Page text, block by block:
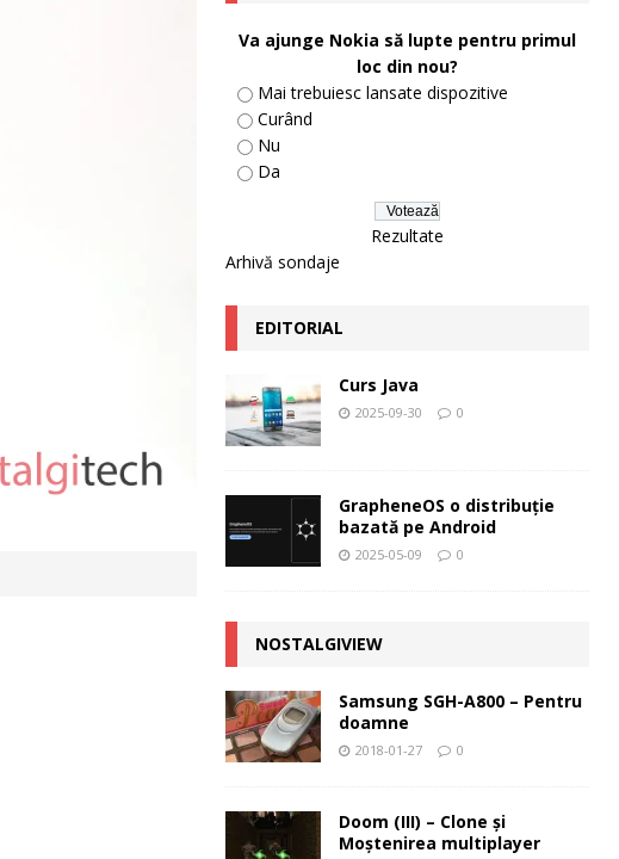
Va ajunge Nokia să lupte pentru primul
loc din nou?
Mai trebuiesc lansate dispozitive
Curând
Nu
Da
Rezultate
Arhivă sondaje
EDITORIAL
Curs Java
2025-09-30 0
GrapheneOS o distribuție
bazată pe Android
2025-05-09 0
NOSTALGIVIEW
Samsung SGH-A800 – Pentru
doamne
2018-01-27 0
Doom (III) – Clone şi
Moştenirea multiplayer